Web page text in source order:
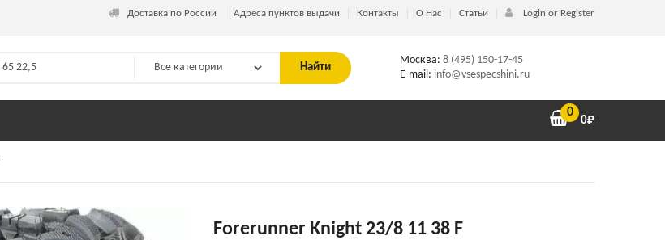
Доставка по России Адреса пунктов выдачи Контакты О Нас Статьи Login or Register
Найти
Москва: 8 (495) 150-17-45
E-mail: info@vsespecshini.ru
0
0₽
Forerunner Knight 23/8 11 38 F